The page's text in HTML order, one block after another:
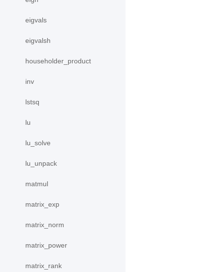
eigvals
eigvalsh
householder_product
inv
lstsq
lu
lu_solve
lu_unpack
matmul
matrix_exp
matrix_norm
matrix_power
matrix_rank